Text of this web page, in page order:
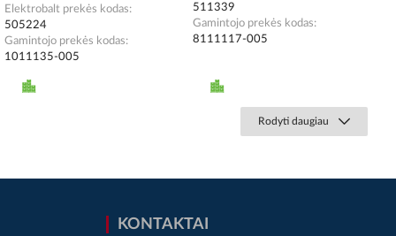
Elektrobalt prekės kodas
505224
Gamintojo prekės kodas
1011135-005
511339
Gamintojo prekės kodas
8111117-005
Rodyti daugiau
KONTAKTAI